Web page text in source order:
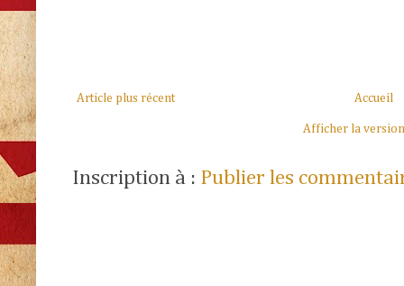
Article plus récent Accueil
Afficher la
Inscription à : Publier les